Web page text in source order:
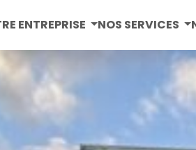
ENTREPRISE NOS SERVICES